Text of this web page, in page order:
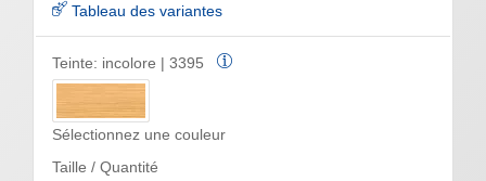
Tableau des variantes
Teinte: incolore | 3395
Sélectionnez une couleur
Taille / Quantité